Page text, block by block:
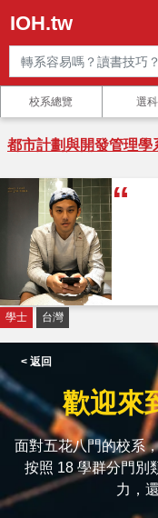
IOH.tw
校系總覽 選
都市計劃與開發管理學
學士 台灣
< 返回
歡迎來
面對五花八門的校系
按照 18 學群分門別
力，